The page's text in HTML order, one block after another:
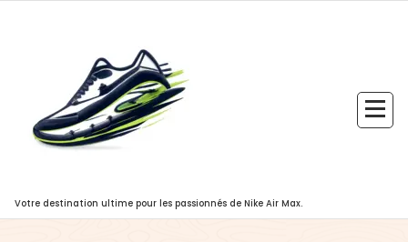
Votre destination ultime pour les passionnés de Nike Air Max.